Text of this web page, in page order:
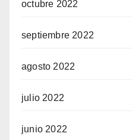
octubre 2022
septiembre 2022
agosto 2022
julio 2022
junio 2022